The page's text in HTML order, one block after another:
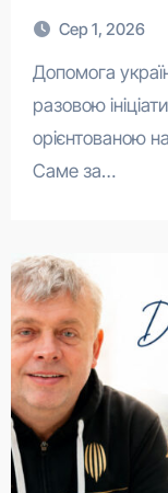
Сер 1, 2026
Допомога українським військовим має бути не
разовою
орієнтованою
Саме за…